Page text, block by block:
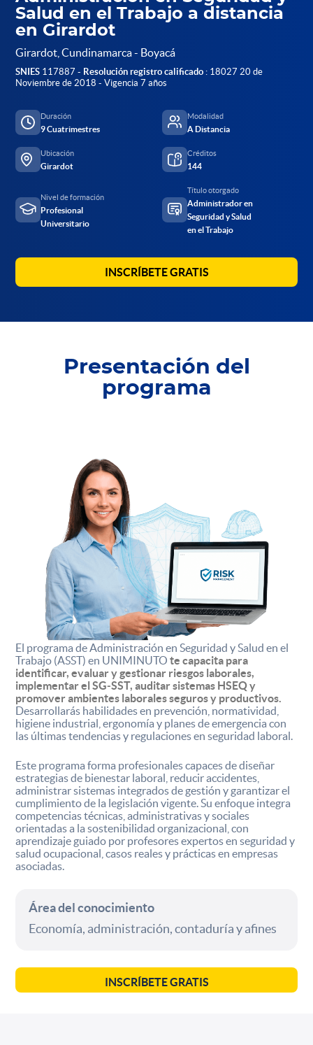
Salud en el Trabajo a distancia
en Girardot
Girardot, Cundinamarca - Boyacá
SNIES 117887 - Resolución registro calificado : 18027 20 de
Noviembre de 2018 - Vigencia 7 años
Duración
9 Cuatrimestres
Modalidad
A Distancia
Ubicación
Girardot
Créditos
144
Nivel de formación
Profesional
Universitario
Título otorgado
Administrador en
Seguridad y Salud
en el Trabajo
INSCRÍBETE GRATIS
Presentación del
programa
El programa de Administración en Seguridad y Salud en el
Trabajo (ASST) en UNIMINUTO te capacita para
identificar, evaluar y gestionar riesgos laborales,
implementar el SG‑SST, auditar sistemas HSEQ y
promover ambientes laborales seguros y productivos.
Desarrollarás habilidades en prevención, normatividad,
higiene industrial, ergonomía y planes de emergencia con
las últimas tendencias y regulaciones en seguridad laboral.
Este programa forma profesionales capaces de diseñar
estrategias de bienestar laboral, reducir accidentes,
administrar sistemas integrados de gestión y garantizar el
cumplimiento de la legislación vigente. Su enfoque integra
competencias técnicas, administrativas y sociales
orientadas a la sostenibilidad organizacional, con
aprendizaje guiado por profesores expertos en seguridad y
salud ocupacional, casos reales y prácticas en empresas
asociadas.
Área del conocimiento
Economía, administración, contaduría y afines
INSCRÍBETE GRATIS